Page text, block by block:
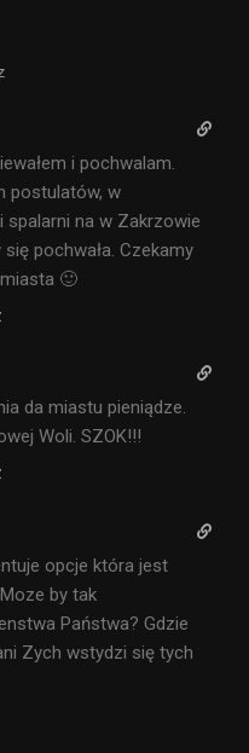
i pochwalam.
postulatów, w
na w Zakrzowie
pochwała. Czekamy
🙂
da miastu pieniądze.
Woli. SZOK!!!
opcje która jest
by tak
Państwa? Gdzie
Zych wstydzi się tych